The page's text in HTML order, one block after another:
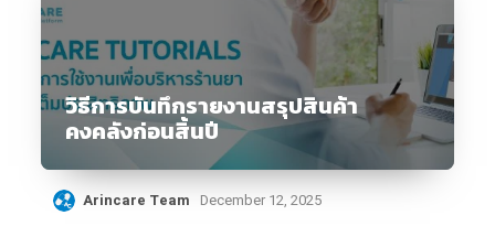
วิธีการบันทึกรายงานสรุปสินค้า
คงคลังก่อนสิ้นปี
Arincare Team December 12, 2025